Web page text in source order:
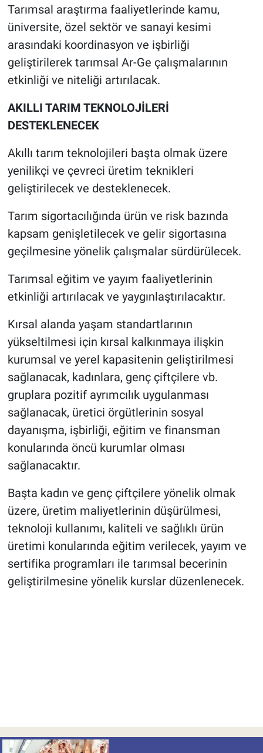
Tarımsal araştırma faaliyetlerinde kamu,
üniversite, özel sektör ve sanayi kesimi
arasındaki koordinasyon ve işbirliği
geliştirilerek tarımsal Ar-Ge çalışmalarının
etkinliği ve niteliği artırılacak.
AKILLI TARIM TEKNOLOJİLERİ
DESTEKLENECEK
Akıllı tarım teknolojileri başta olmak üzere
yenilikçi ve çevreci üretim teknikleri
geliştirilecek ve desteklenecek.
Tarım sigortacılığında ürün ve risk bazında
kapsam genişletilecek ve gelir sigortasına
geçilmesine yönelik çalışmalar sürdürülecek.
Tarımsal eğitim ve yayım faaliyetlerinin
etkinliği artırılacak ve yaygınlaştırılacaktır.
Kırsal alanda yaşam standartlarının
yükseltilmesi için kırsal kalkınmaya ilişkin
kurumsal ve yerel kapasitenin geliştirilmesi
sağlanacak, kadınlara, genç çiftçilere vb.
gruplara pozitif ayrımcılık uygulanması
sağlanacak, üretici örgütlerinin sosyal
dayanışma, işbirliği, eğitim ve finansman
konularında öncü kurumlar olması
sağlanacaktır.
Başta kadın ve genç çiftçilere yönelik olmak
üzere, üretim maliyetlerinin düşürülmesi,
teknoloji kullanımı, kaliteli ve sağlıklı ürün
üretimi konularında eğitim verilecek, yayım ve
sertifika programları ile tarımsal becerinin
geliştirilmesine yönelik kurslar düzenlenecek.